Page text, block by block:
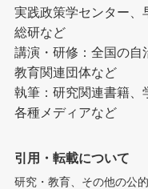
実践政策学センター、
総研など
講演・研修：全国の自
教育関連団体など
執筆：研究関連書籍、
各種メディアなど
引用・転載について
研究・教育、その他の公